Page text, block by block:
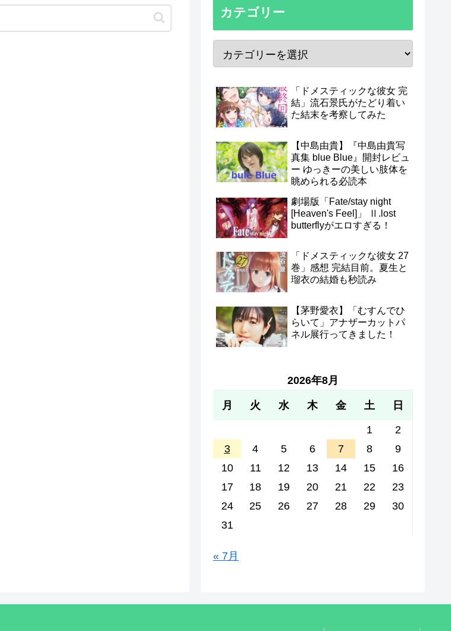
カテゴリー
「ドメスティックな彼女 完
結」流石景氏がたどり着い
た結末を考察してみた
【中島由貴】『中島由貴写
真集 blue Blue』開封レビュ
ー ゆっきーの美しい肢体を
眺められる必読本
劇場版「Fate/stay night
[Heaven's Feel]」 Ⅱ.lost
butterflyがエロすぎる！
「ドメスティックな彼女 27
巻」感想 完結目前。夏生と
瑠衣の結婚も秒読み
【茅野愛衣】「むすんでひ
らいて」アナザーカットパ
ネル展行ってきました！
2026年8月
月 火 水 木 金 土 日
1
2
3
4 5 6 7 8
9
10
11 12 13 14 15
16
17
18 19 20 21 22
23
24
25 26 27 28 29
30
31
« 7月